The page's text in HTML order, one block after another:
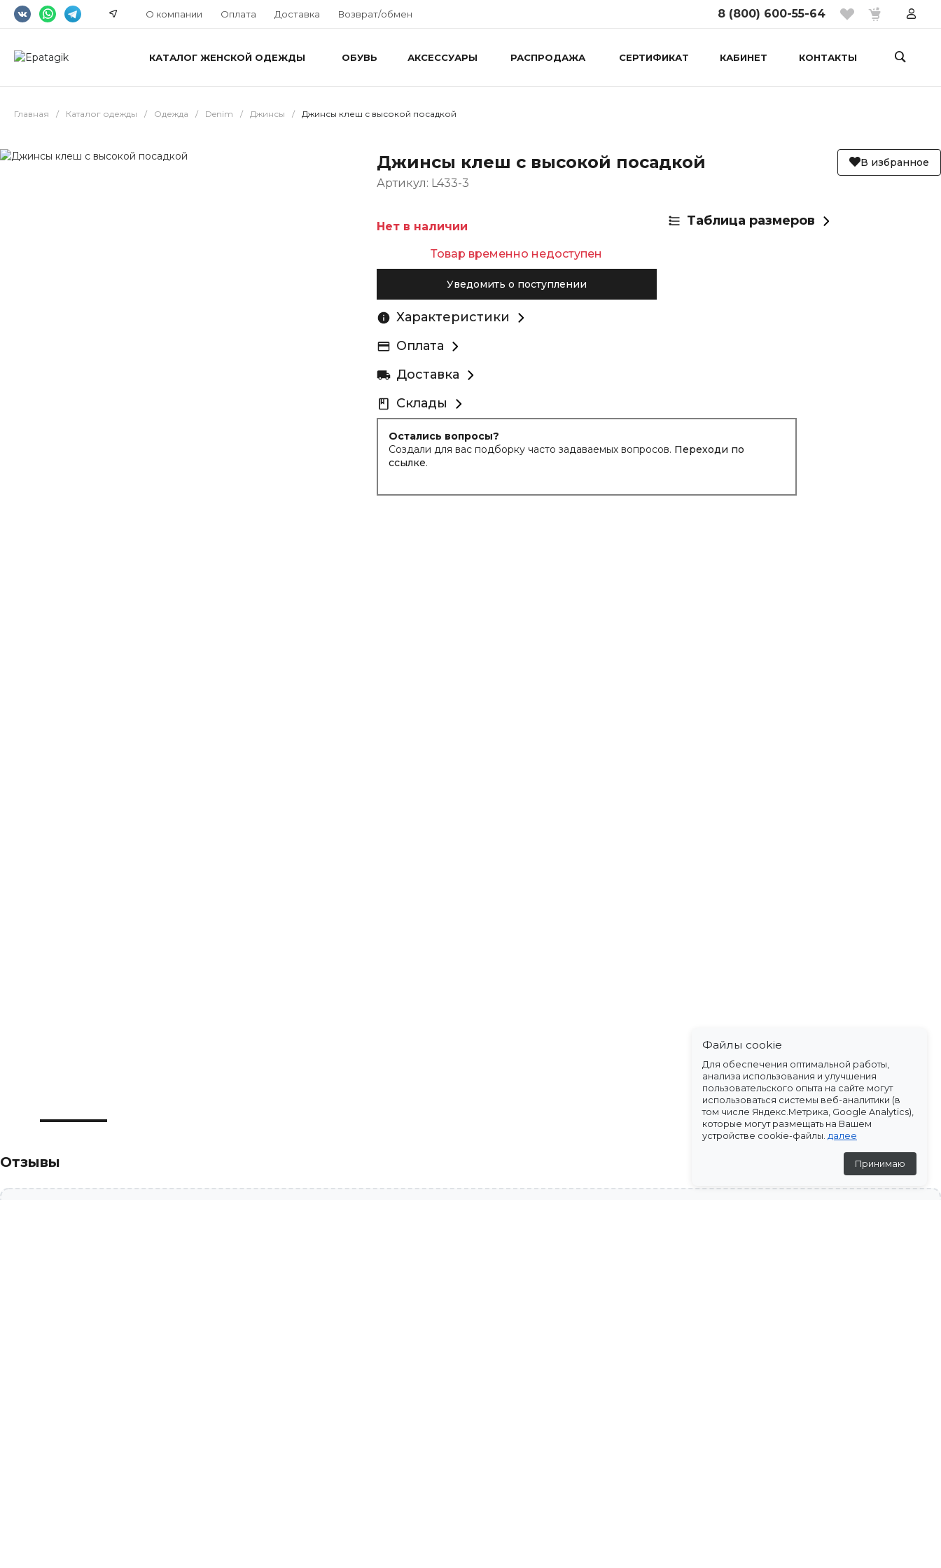
О компании Оплата Доставка Возврат/обмен 8 (800) 600-55-64
КАТАЛОГ ЖЕНСКОЙ ОДЕЖДЫ ОБУВЬ АКСЕССУАРЫ РАСПРОДАЖА СЕРТИФИКАТ КАБИНЕТ КОНТАКТЫ
Главная / Каталог одежды / Одежда / Denim / Джинсы / Джинсы клеш с высокой посадкой
Джинсы клеш с высокой посадкой В избранное
Артикул: L433-3
Нет в наличии
Товар временно недоступен
Уведомить о поступлении
Таблица размеров
Характеристики
Оплата
Доставка
Склады
Остались вопросы?
Создали для вас подборку часто задаваемых вопросов. Переходи по
ссылке.
Отзывы
Файлы cookie
Для обеспечения оптимальной работы,
анализа использования и улучшения
пользовательского опыта на сайте могут
использоваться системы веб-аналитики (в
том числе Яндекс.Метрика, Google Analytics),
которые могут размещать на Вашем
устройстве cookie-файлы. далее
Принимаю